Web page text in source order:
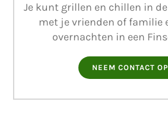
Je kunt grillen en chillen in
met je vrienden of familie
overnachten in een
NEEM CONTACT OP